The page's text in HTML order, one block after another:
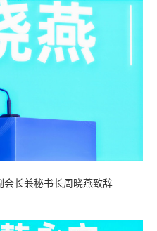
长兼秘书长周晓燕致辞